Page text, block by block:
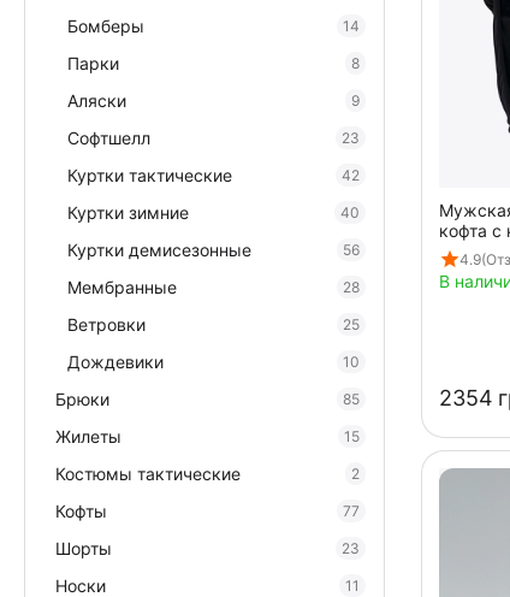
кофта
Black
4.9
В
‍2354‍
Бомберы 14
Парки 8
Аляски 9
Софтшелл 23
Куртки тактические 42
Куртки зимние 40
Куртки демисезонные 56
Мембранные 28
Ветровки 25
Дождевики 10
Брюки 85
Жилеты 15
Костюмы тактические 2
Кофты 77
Шорты 23
Носки 11